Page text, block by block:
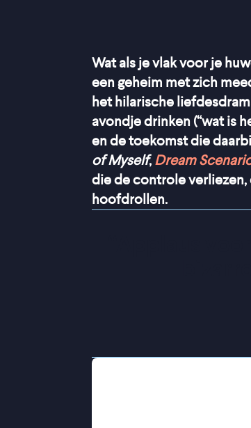
Wat als je vlak voor je
een geheim met zich
het hilarische
avondje drinken (“wat is
en de toekomst die
of Myself, Dream
die de controle verliezen,
hoofdrollen.
Charlie en Emma’s